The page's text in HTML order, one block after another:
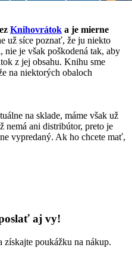
Knihovrátok a je mierne
už síce poznať, že ju niekto
je však poškodená tak, aby
z jej obsahu. Knihu sme
na niektorých obaloch
na sklade, máme však už
nemá ani distribútor, preto je
vypredaný. Ak ho chcete mať,
aj vy!
získajte poukážku na nákup.